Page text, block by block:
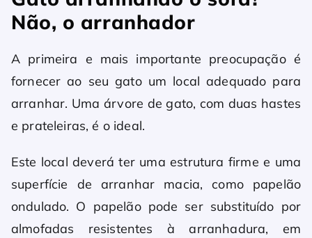
Não, o arranhador
A primeira e mais importante preocupação é
fornecer ao seu gato um local adequado para
arranhar. Uma árvore de gato, com duas hastes
e prateleiras, é o ideal.
Este local deverá ter uma estrutura firme e uma
superfície de arranhar macia, como papelão
ondulado. O papelão pode ser substituído por
almofadas resistentes à arranhadura, em